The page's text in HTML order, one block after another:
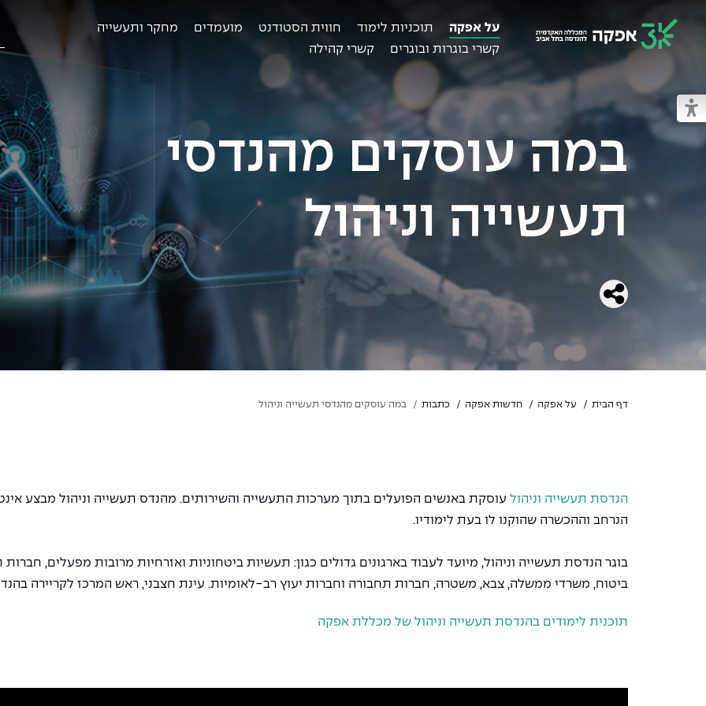
מעבר למצב נגיש
מכללת אפקה
על אפקה תוכניות לימוד חווית הסטודנט מועמדים
מחקר ותעשייה
קשרי בוגרות ובוגרים
קשרי קהילה
במה עוסקים מהנדסי
תעשייה וניהול
דף הבית על אפקה חדשות אפקה כתבות במה עוסקים מהנדסי תעשייה וניהול
הנדסת תעשייה וניהול עוסקת באנשים הפועלים בתוך מערכות התעשייה והשירותים. מהנדס תעשייה וניהול מבצע
הנרחב וההכשרה שהוקנו לו בעת לימודיו.
בוגר הנדסת תעשייה וניהול, מיועד לעבוד בארגונים גדולים כגון: תעשיות ביטחוניות ואזרחיות מרובות מפעלים,
ביטוח, משרדי ממשלה, צבא, משטרה, חברות תחבורה וחברות יעוץ רב-לאומיות. עינת חצבני, ראש המרכז לקריירה
תוכנית לימודים בהנדסת תעשייה וניהול של מכללת אפקה